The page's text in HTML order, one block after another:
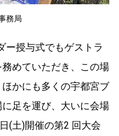
務局
ー授与式でもゲストラ
めていただき、この場
かにも多くの宇都宮ブ
足を運び、大いに会場
(土)開催の第2 回大会